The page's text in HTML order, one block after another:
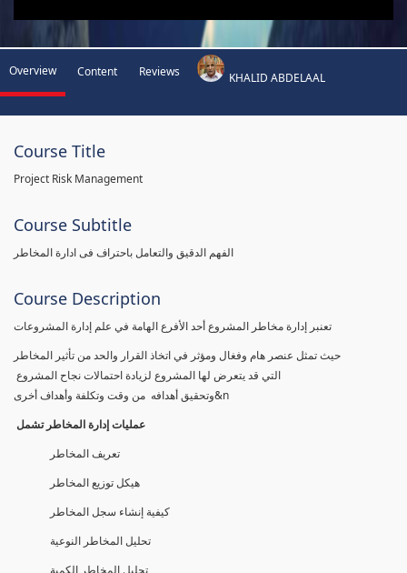
Overview Content Reviews KHALID ABDELAAL
Course Title
Project Risk Management
Course Subtitle
الفهم الدقيق والتعامل باحتراف فى ادارة المخاطر
Course Description
حيث تمثل عنصر هام وفغال ومؤثر في اتخاذ القرار والحد من تأثير المخاطر
وتحقيق أهدافه من وقت وتكلفة وأهداف أخرى&n
عمليات إدارة المخاطر تشمل
تعريف المخاطر
هيكل توزيع المخاطر
كيفية إنشاء سجل المخاطر
تحليل المخاطر النوعية
تحليل المخاطر الكمية